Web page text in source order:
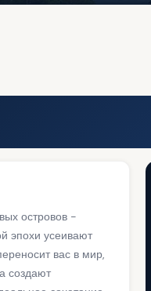
островов -
эпохи усеивают
вас в мир,
создают